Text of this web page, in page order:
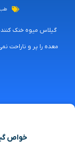
گیلاس میوه خنک
معده را پر و ناراحت
خواص